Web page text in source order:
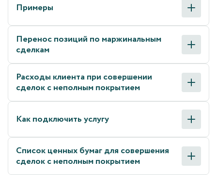
Примеры
Перенос позиций по маржинальным
сделкам
Расходы клиента при совершении
сделок с неполным покрытием
Как подключить услугу
Список ценных бумаг для совершения
сделок с неполным покрытием